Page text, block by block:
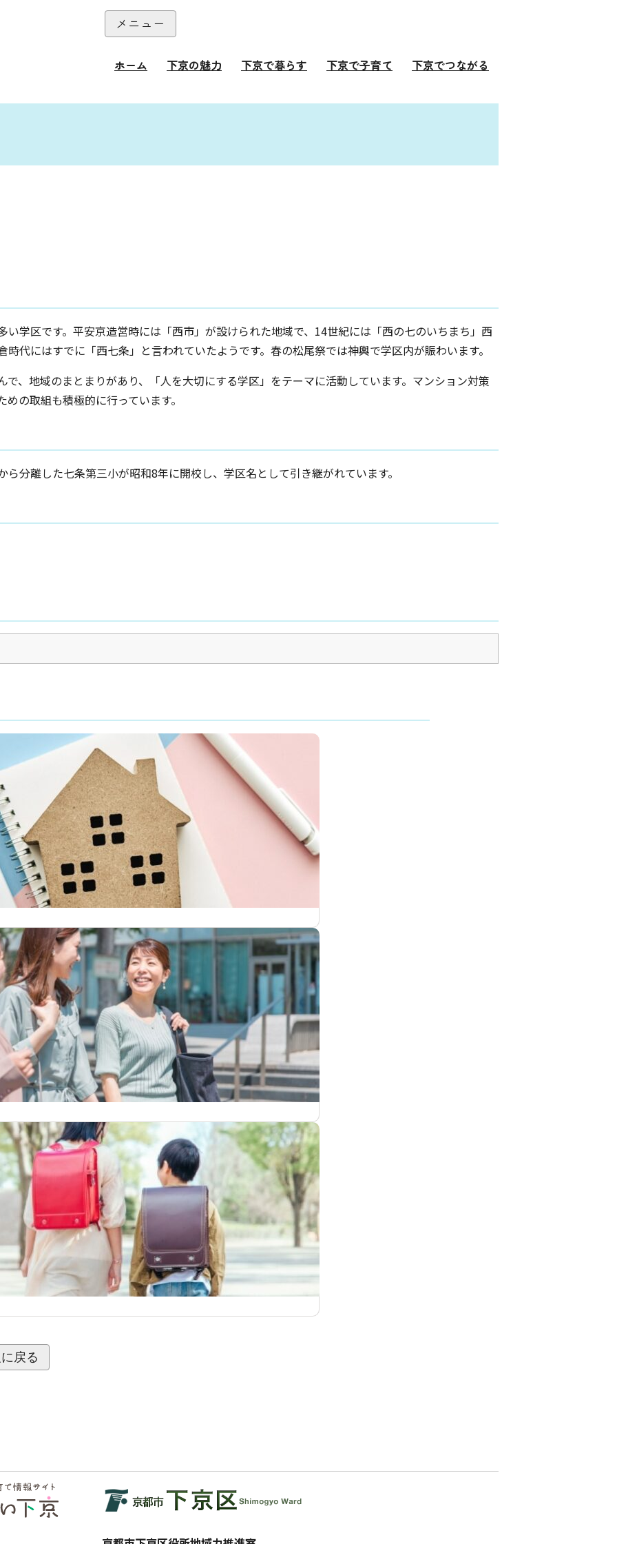
本文へ
メニュー
ホーム 下京の魅力 下京で暮らす 下京で子育て 下京でつながる
学区です。平安京造営時には「西市」が設けられた地域で、14世紀には「西の七のいちまち」西
代にはすでに「西七条」と言われていたようです。春の松尾祭では神輿で学区内が賑わいます。
、地域のまとまりがあり、「人を大切にする学区」をテーマに活動しています。マンション対策
の取組も積極的に行っています。
分離した七条第三小が昭和8年に開校し、学区名として引き継がれています。
戻る